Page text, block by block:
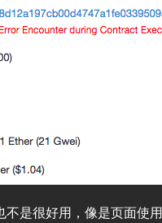
是很好用，像是页面使